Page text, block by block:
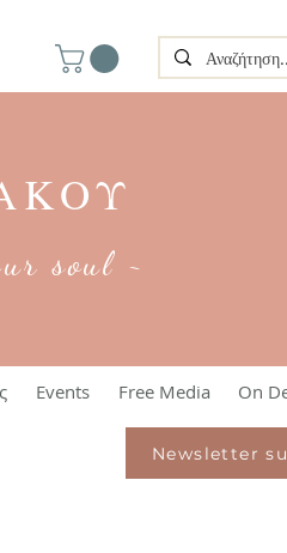
soul ~
Events Free Media On
Newsletter